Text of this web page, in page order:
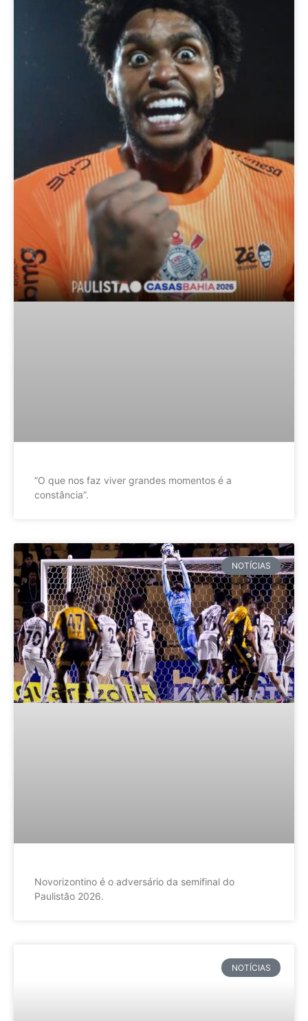
”O que nos faz viver grandes momentos é a
constância”.
NOTÍCIAS
Novorizontino é o adversário da semifinal do
Paulistão 2026.
NOTÍCIAS